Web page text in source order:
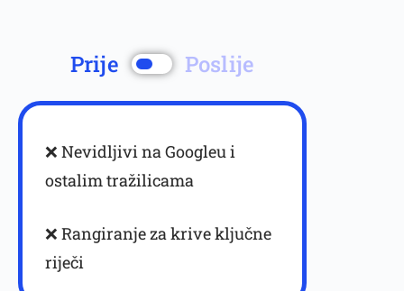
Prije Poslije
❌ Nevidljivi na Googleu i
ostalim tražilicama
❌ Rangiranje za krive ključne
riječi
Dostava cvijeća Split